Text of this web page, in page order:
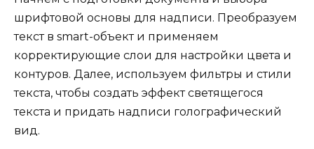
шрифтовой основы для надписи. Преобразуем
текст в smart-объект и применяем
корректирующие слои для настройки цвета и
контуров. Далее, используем фильтры и стили
текста, чтобы создать эффект светящегося
текста и придать надписи голографический
вид.